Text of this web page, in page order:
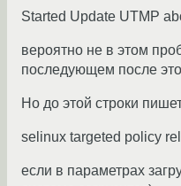
Started Update UTMP
вероятно не в этом
последующем после
Но до этой строки
selinux targeted policy
если в параметрах